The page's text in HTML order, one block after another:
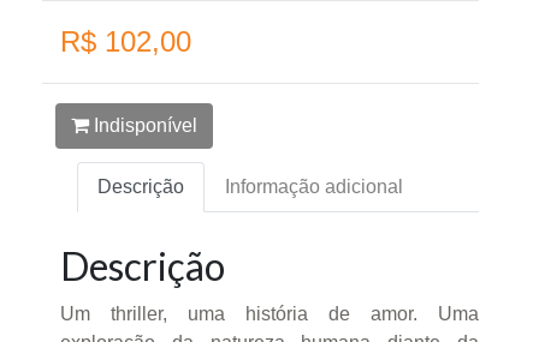
R$ 102,00
Indisponível
Descrição Informação adicional
Descrição
Um thriller, uma história de amor. Uma